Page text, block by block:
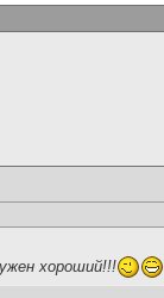
хороший!!!